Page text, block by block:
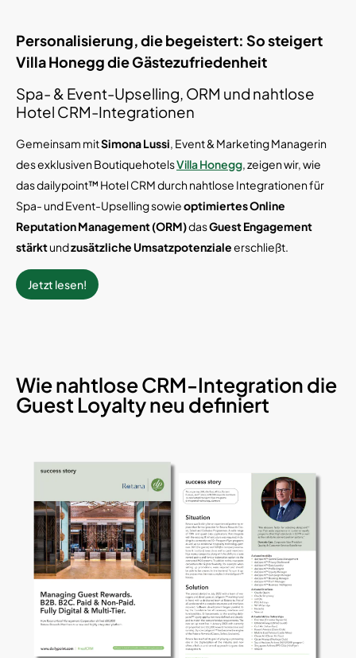
Personalisierung, die begeistert: So steigert
Villa Honegg die Gästezufriedenheit
Spa- & Event-Upselling, ORM und nahtlose
Hotel CRM-Integrationen
Gemeinsam mitSimona Lussi, Event & Marketing Managerin
des exklusiven BoutiquehotelsVilla Honegg, zeigen wir, wie
das dailypoint™ Hotel CRM durch nahtlose Integrationen für
Spa- und Event-Upselling sowieoptimiertes Online
Reputation Management (ORM)dasGuest Engagement
stärktundzusätzliche Umsatzpotenzialeerschließt.
Jetzt lesen!
Wie nahtlose CRM-Integration die
Guest Loyalty neu definiert